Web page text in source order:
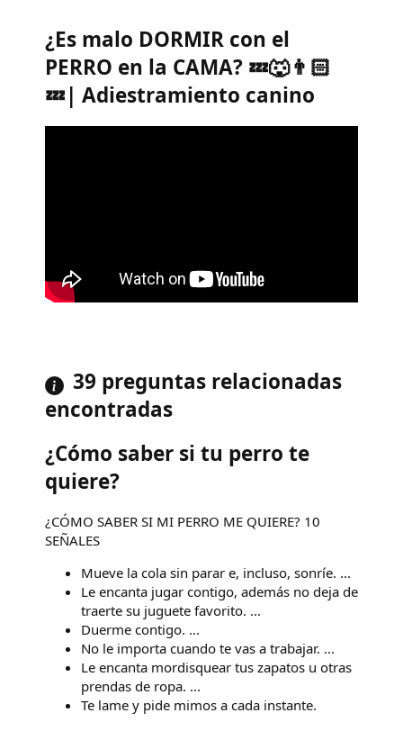
¿Es malo DORMIR con el
PERRO en la CAMA? 💤🐺👨🏻
💤| Adiestramiento canino
39 preguntas relacionadas
encontradas
¿Cómo saber si tu perro te
quiere?
¿CÓMO SABER SI MI PERRO ME QUIERE? 10
SEÑALES
Mueve la cola sin parar e, incluso, sonríe. ...
Le encanta jugar contigo, además no deja de
traerte su juguete favorito. ...
Duerme contigo. ...
No le importa cuando te vas a trabajar. ...
Le encanta mordisquear tus zapatos u otras
prendas de ropa. ...
Te lame y pide mimos a cada instante.